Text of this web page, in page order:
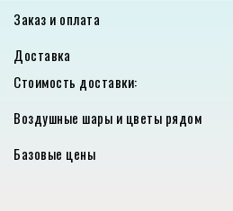
Заказ и оплата
Доставка
Стоимость доставки:
Воздушные шары и цветы рядом
Базовые цены